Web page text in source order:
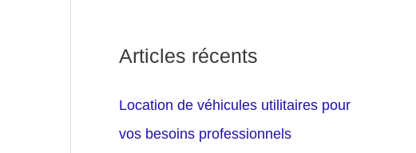
Articles récents
Location de véhicules utilitaires pour
vos besoins professionnels